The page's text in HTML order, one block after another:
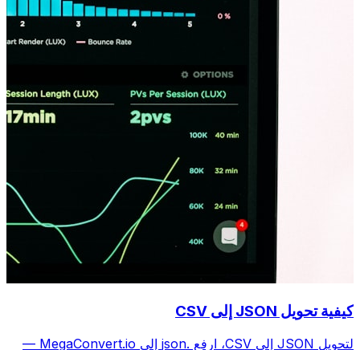
كيفية تحويل JSON إلى CSV
لتحويل JSON إلى CSV، ارفع .json إلى MegaConvert.io —